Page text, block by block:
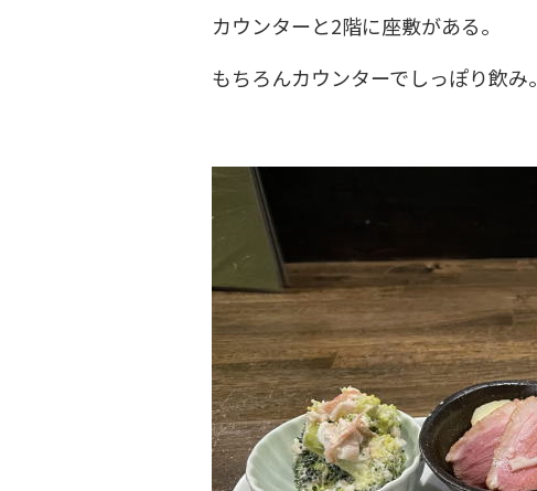
カウンターと2階に座敷がある。
もちろんカウンターでしっぽり飲み。